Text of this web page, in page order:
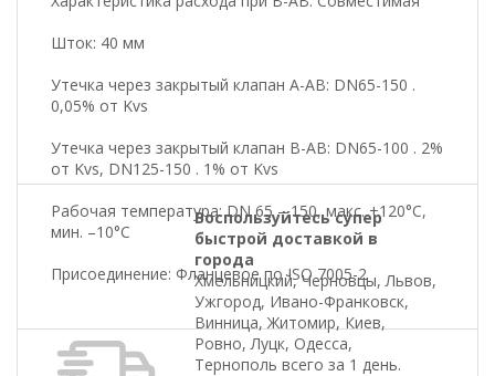
Шток: 40 мм
Утечка через закрытый клапан A-AB: DN65-150 .
0,05% от Kvs
Утечка через закрытый клапан В-AB: DN65-100 . 2%
от Kvs, DN125-150 . 1% от Kvs
Рабочая температура: DN 65 – 150, макс. +120°C,
мин. –10°C
Присоединение: Фланцевое по ISO 7005-2
Воспользуйтесь супер
быстрой доставкой в
города
Хмельницкий, Черновцы, Львов,
Ужгород, Ивано-Франковск,
Винница, Житомир, Киев,
Ровно, Луцк, Одесса,
Тернополь всего за 1 день.